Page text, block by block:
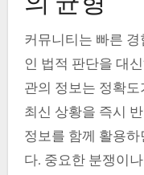
커뮤니티는 빠른
인 법적 판단을 대
관의 정보는 정확
최신 상황을 즉시
정보를 함께 활용
다. 중요한 분쟁이